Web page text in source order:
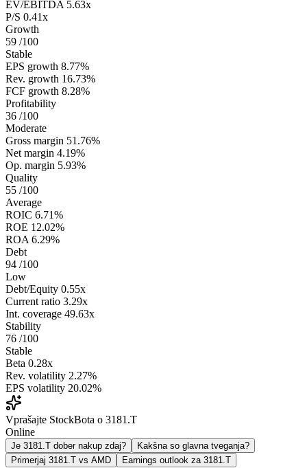
EV/EBITDA 5.63x
P/S 0.41x
Growth
59 /100
Stable
EPS growth 8.77%
Rev. growth 16.73%
FCF growth 8.28%
Profitability
36 /100
Moderate
Gross margin 51.76%
Net margin 4.19%
Op. margin 5.93%
Quality
55 /100
Average
ROIC 6.71%
ROE 12.02%
ROA 6.29%
Debt
94 /100
Low
Debt/Equity 0.55x
Current ratio 3.29x
Int. coverage 49.63x
Stability
76 /100
Stable
Beta 0.28x
Rev. volatility 2.27%
EPS volatility 20.02%
Vprašajte StockBota o 3181.T
Online
Je 3181.T dober nakup zdaj?
Kakšna so glavna tveganja?
Primerjaj 3181.T vs AMD
Earnings outlook za 3181.T